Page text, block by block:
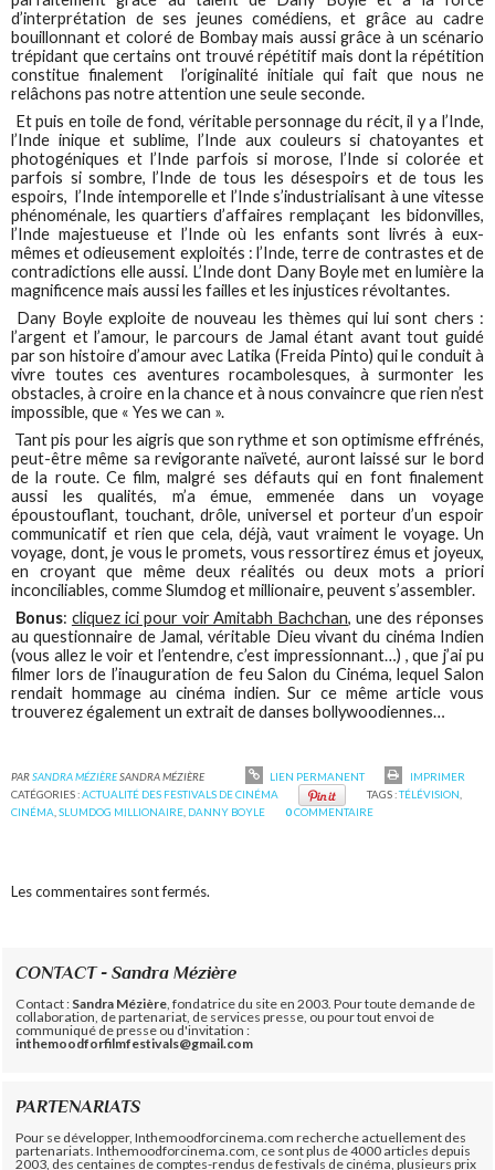
d’interprétation de ses jeunes comédiens, et grâce au cadre
bouillonnant et coloré de Bombay mais aussi grâce à un scénario
trépidant que certains ont trouvé répétitif mais dont la répétition
constitue finalement l’originalité initiale qui fait que nous ne
relâchons pas notre attention une seule seconde.
Et puis en toile de fond, véritable personnage du récit, il y a l’Inde,
l’Inde inique et sublime, l’Inde aux couleurs si chatoyantes et
photogéniques et l’Inde parfois si morose, l’Inde si colorée et
parfois si sombre, l’Inde de tous les désespoirs et de tous les
espoirs, l’Inde intemporelle et l’Inde s’industrialisant à une vitesse
phénoménale, les quartiers d’affaires remplaçant les bidonvilles,
l’Inde majestueuse et l’Inde où les enfants sont livrés à eux-
mêmes et odieusement exploités : l’Inde, terre de contrastes et de
contradictions elle aussi. L’Inde dont Dany Boyle met en lumière la
magnificence mais aussi les failles et les injustices révoltantes.
Dany Boyle exploite de nouveau les thèmes qui lui sont chers :
l’argent et l’amour, le parcours de Jamal étant avant tout guidé
par son histoire d’amour avec Latika (Freida Pinto) qui le conduit à
vivre toutes ces aventures rocambolesques, à surmonter les
obstacles, à croire en la chance et à nous convaincre que rien n’est
impossible, que « Yes we can ».
Tant pis pour les aigris que son rythme et son optimisme effrénés,
peut-être même sa revigorante naïveté, auront laissé sur le bord
de la route. Ce film, malgré ses défauts qui en font finalement
aussi les qualités, m’a émue, emmenée dans un voyage
époustouflant, touchant, drôle, universel et porteur d’un espoir
communicatif et rien que cela, déjà, vaut vraiment le voyage. Un
voyage, dont, je vous le promets, vous ressortirez émus et joyeux,
en croyant que même deux réalités ou deux mots a priori
inconciliables, comme Slumdog et millionaire, peuvent s’assembler.
Bonus: cliquez ici pour voir Amitabh Bachchan, une des réponses
au questionnaire de Jamal, véritable Dieu vivant du cinéma Indien
(vous allez le voir et l’entendre, c’est impressionnant…) , que j’ai pu
filmer lors de l’inauguration de feu Salon du Cinéma, lequel Salon
rendait hommage au cinéma indien. Sur ce même article vous
trouverez également un extrait de danses bollywoodiennes…
PARSANDRA MÉZIÈRESANDRA MÉZIÈRE LIEN PERMANENT
IMPRIMER
CATÉGORIES :ACTUALITÉ DES FESTIVALS DE CINÉMA TAGS :TÉLÉVISION
CINÉMA ,SLUMDOG MILLIONAIRE DANNY BOYLE 0COMMENTAIRE
Les commentaires sont fermés.
CONTACT - Sandra Mézière
Contact : Sandra Mézière , fondatrice du site en 2003. Pour toute demande de
collaboration, de partenariat, de services presse, ou pour tout envoi de
communiqué de presse ou d'invitation :
inthemoodforfilmfestivals@gmail.com
PARTENARIATS
Pour se développer, Inthemoodforcinema.com recherche actuellement des
partenariats. Inthemoodforcinema.com, ce sont plus de 4000 articles depuis
2003, des centaines de comptes-rendus de festivals de cinéma, plusieurs prix